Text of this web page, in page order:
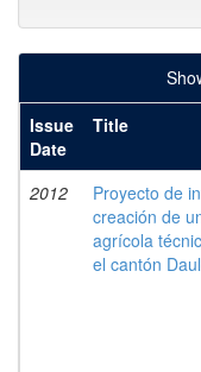
Issue
Date
Title
2012
Proyecto de
creación de
agrícola
el cantón